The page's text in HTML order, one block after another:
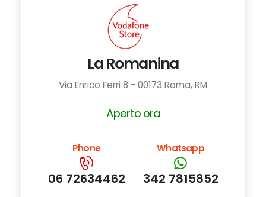
La Romanina
Via Enrico Ferri 8 - 00173 Roma, RM
Aperto ora
Phone
06 72634462
Whatsapp
342 7815852